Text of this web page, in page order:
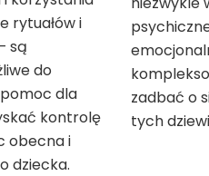
rytuałów i
są
do
dla
kontrolę
obecna i
dziecka.
zadbać o
tych